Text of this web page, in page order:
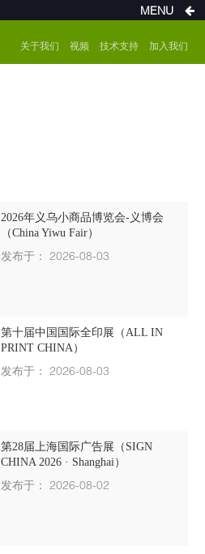
关于我们 视频 技术支持 加入我们
2026年义乌小商品博览会-义博会
（China Yiwu Fair）
发布于： 2026-08-03
第十届中国国际全印展（ALL IN
PRINT CHINA）
发布于： 2026-08-03
第28届上海国际广告展（SIGN
CHINA 2026 · Shanghai）
发布于： 2026-08-02
MENU